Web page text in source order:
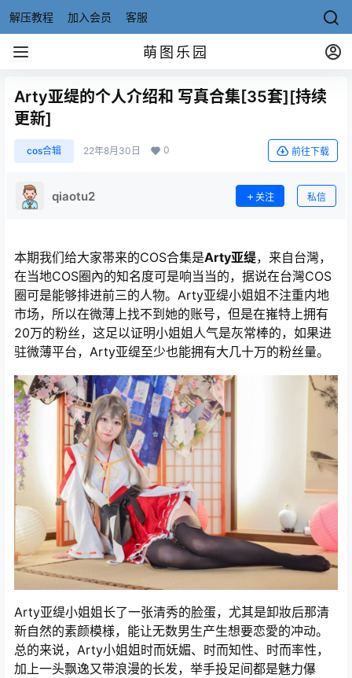
解压教程 加入会员 客服
萌图乐园
Arty亚缇的个人介绍和 写真合集[35套][持续
更新]
cos合辑 22年8月30日 0 前往下载
qiaotu2 关注 私信
本期我们给大家帯来的COS合集是Arty亚缇，来自台灣，
在当地COS圈內的知名度可是响当当的，据说在台灣COS
圈可是能够排进前三的人物。Arty亚缇小姐姐不注重内地
市场，所以在微薄上找不到她的账号，但是在嶊特上拥有
20万的粉丝，这足以证明小姐姐人气是灰常棒的，如果进
驻微薄平台，Arty亚缇至少也能拥有大几十万的粉丝量。
Arty亚缇小姐姐长了一张清秀的脸蛋，尤其是卸妝后那清
新自然的素颜模様，能让无数男生产生想要恋愛的冲动。
总的来说，Arty小姐姐时而妩媚、时而知性、时而率性，
加上一头飘逸又带浪漫的长发，举手投足间都是魅力儤